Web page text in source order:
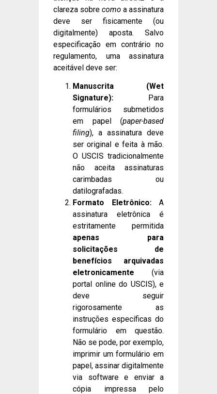
clareza sobre como a assinatura
deve ser fisicamente (ou
digitalmente) aposta. Salvo
especificação em contrário no
regulamento, uma assinatura
aceitável deve ser:
Manuscrita (Wet
Signature): Para
formulários submetidos
em papel (paper-based
filing), a assinatura deve
ser original e feita à mão.
O USCIS tradicionalmente
não aceita assinaturas
carimbadas ou
datilografadas.
Formato Eletrônico:A
assinatura eletrônica é
estritamente permitida
apenas para
solicitações de
benefícios arquivadas
eletronicamente (via
portal online do USCIS), e
deve seguir
rigorosamente as
instruções específicas do
formulário em questão.
Não se pode, por exemplo,
imprimir um formulário em
papel, assinar digitalmente
via software e enviar a
cópia impressa pelo